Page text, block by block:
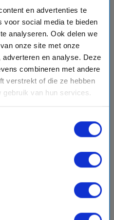
en advertenties te
voor social media te bieden
analyseren. Ook delen we
onze site met onze
en analyse. Deze
combineren met andere
verstrekt of die ze hebben
van hun services.
Zee
Ajaccio, Marseille,
flight+directions_bus
favorite